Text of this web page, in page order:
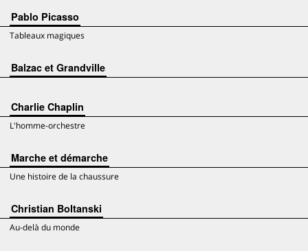
Pablo Picasso
Tableaux magiques
Balzac et Grandville
Charlie Chaplin
L'homme-orchestre
Marche et démarche
Une histoire de la chaussure
Christian Boltanski
Au-delà du monde